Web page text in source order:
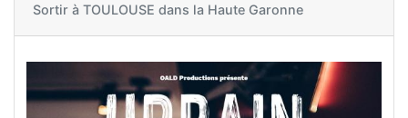
Sortir à TOULOUSE dans la Haute Garonne